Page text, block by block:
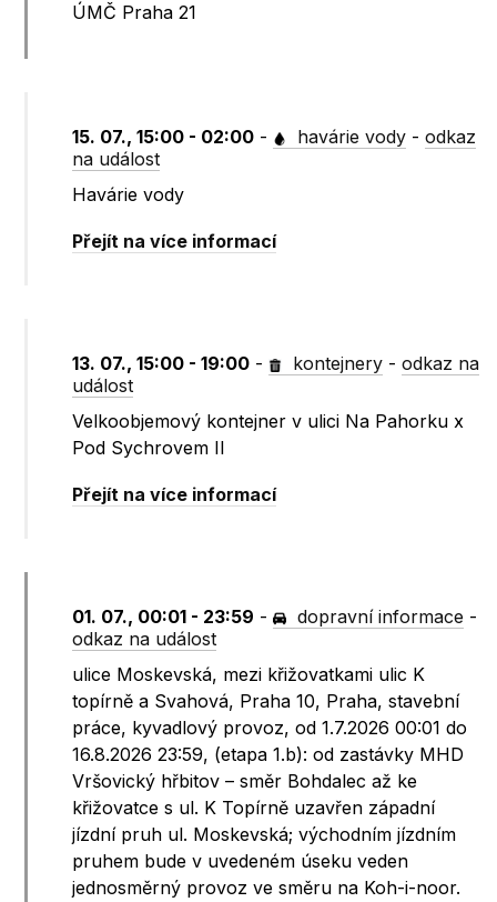
ÚMČ Praha 21
15. 07., 15:00 - 02:00 - havárie vody -odkaz
na událost
Havárie vody
Přejít na více informací
13. 07., 15:00 - 19:00 - kontejnery -odkaz na
událost
Velkoobjemový kontejner v ulici Na Pahorku x
Pod Sychrovem II
Přejít na více informací
01. 07., 00:01 - 23:59 - dopravní informace -
odkaz na událost
ulice Moskevská, mezi křižovatkami ulic K
topírně a Svahová, Praha 10, Praha, stavební
práce, kyvadlový provoz, od 1.7.2026 00:01 do
16.8.2026 23:59, (etapa 1.b): od zastávky MHD
Vršovický hřbitov – směr Bohdalec až ke
křižovatce s ul. K Topírně uzavřen západní
jízdní pruh ul. Moskevská; východním jízdním
pruhem bude v uvedeném úseku veden
jednosměrný provoz ve směru na Koh-i-noor.